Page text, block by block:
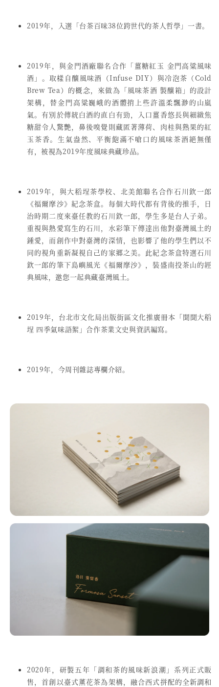
2019年，入選「台茶百味38位跨世代的茶人哲學」一書。
2019年，與金門酒廠聯名合作「薑糖紅玉 金門高粱風味
酒」。取樣自釀風味酒（Infuse DIY）與冷泡茶（Cold
Brew Tea）的概念，來做為「風味茶酒 製釀箱」的設計
架構，替金門高粱巍峨的酒體捎上些許溫柔飄渺的山嵐
氣。有別於傳統白酒的直白有勁，入口薑香悠長與細緻焦
糖甜令人驚艷，鼻後嗅覺則藏匿著薄荷、肉桂與熟果的紅
玉茶香。生氣盎然、平衡飽滿不嗆口的風味茶酒絕無僅
有，被視為2019年度風味典藏珍品。
2019年，與大稻埕茶學校、北美館聯名合作石川欽一郎
《福爾摩沙》紀念茶盒。每個大時代都有背後的推手，日
治時期二度來臺任教的石川欽一郎，學生多是台人子弟。
重視與熱愛寫生的石川，水彩筆下傳達出他對臺灣風土的
鍾愛，而創作中對臺灣的深情，也影響了他的學生們以不
同的視角重新凝視自己的家郷之美。此紀念茶盒特選石川
欽一郎的筆下島嶼風光《福爾摩沙》，裝盛南投茶山的經
典風味，邀您一起典藏臺灣風土。
2019年，台北市文化局出版街區文化推廣冊本「聞聞大稻
埕 四季氣味語絮」合作茶業文史與資訊編寫。
2019年，今周刊雜誌專欄介紹。
2020年，研製五年「調和茶的風味新浪潮」系列正式販
售，首創以臺式薰花茶為架構，融合西式拼配的全新調和